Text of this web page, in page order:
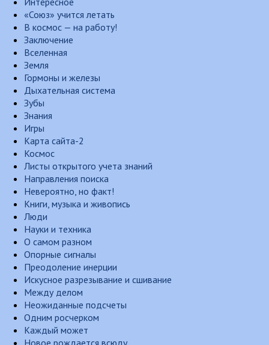
«Союз» учится летать
В космос — на работу!
Заключение
Вселенная
Земля
Гормоны и железы
Дыхательная система
Зубы
Знания
Игры
Карта сайта-2
Космос
Листы открытого учета знаний
Направления поиска
Невероятно, но факт!
Книги, музыка и живопись
Люди
Науки и техника
О самом разном
Опорные сигналы
Преодоление инерции
Искусное разрезывание и сшивание
Между делом
Неожиданные подсчеты
Одним росчерком
Каждый может
Новое рождается всюду